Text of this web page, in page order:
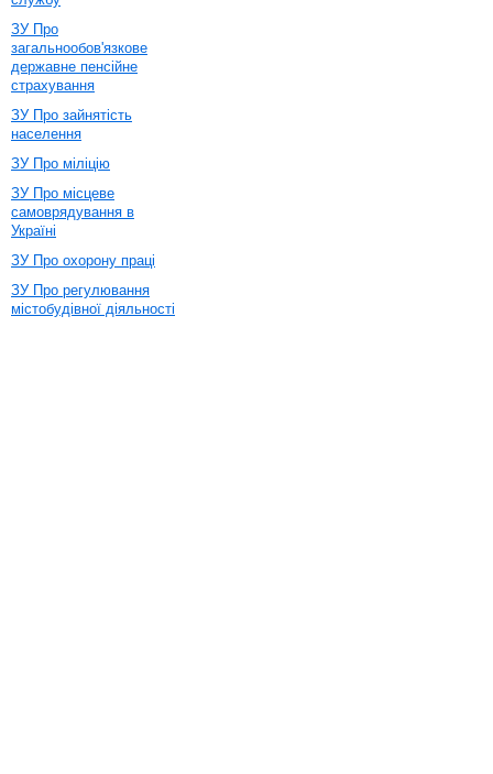
ЗУ Про
загальнообов'язкове
державне пенсійне
страхування
ЗУ Про зайнятість
населення
ЗУ Про міліцію
ЗУ Про місцеве
самоврядування в
Україні
ЗУ Про охорону праці
ЗУ Про регулювання
містобудівної діяльності